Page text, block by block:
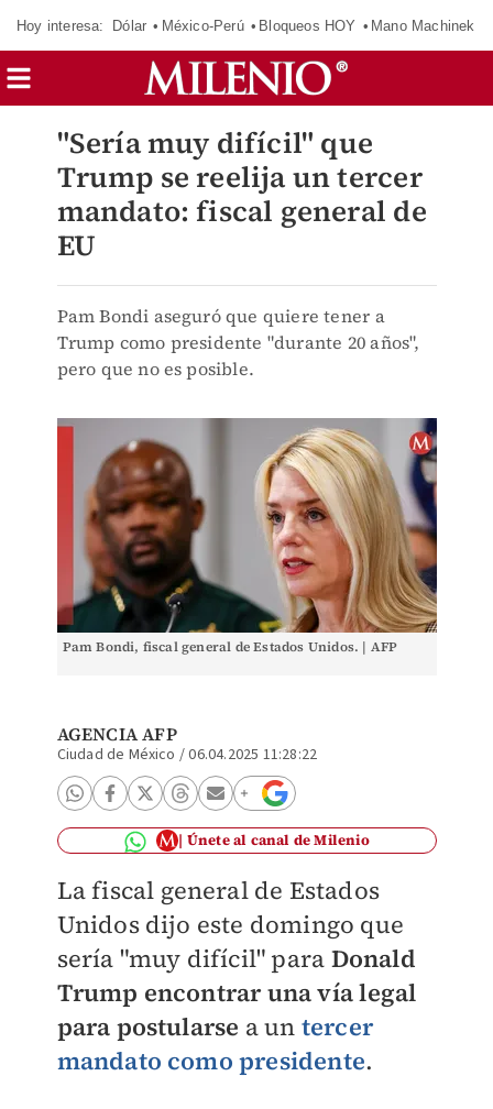
Hoy interesa: Dólar México-Perú Bloqueos HOY Mano Machinek
"Sería muy difícil" que
Trump se reelija un tercer
mandato: fiscal general de
EU
Pam Bondi aseguró que quiere tener a
Trump como presidente "durante 20 años",
pero que no es posible.
Pam Bondi, fiscal general de Estados Unidos. | AFP
AGENCIA AFP
Ciudad de México /06.04.2025 11:28:22
Únete al canal de Milenio
La fiscal general de Estados
Unidos dijo este domingo que
sería "muy difícil" para Donald
Trump encontrar una vía legal
para postularse a un tercer
mandato como presidente.